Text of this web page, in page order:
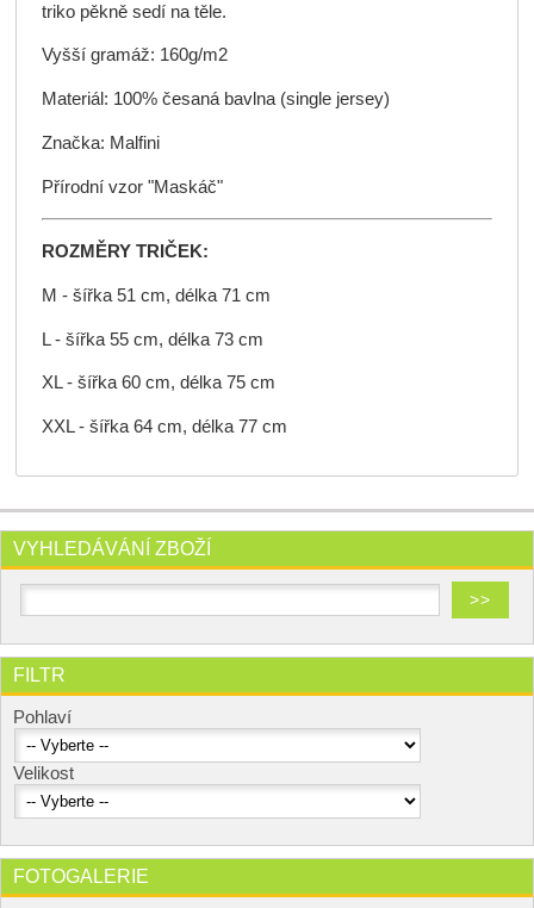
triko pěkně sedí na těle.
Vyšší gramáž: 160g/m2
Materiál: 100% česaná bavlna (single jersey)
Značka: Malfini
Přírodní vzor "Maskáč"
ROZMĚRY TRIČEK:
M - šířka 51 cm, délka 71 cm
L - šířka 55 cm, délka 73 cm
XL - šířka 60 cm, délka 75 cm
XXL - šířka 64 cm, délka 77 cm
VYHLEDÁVÁNÍ ZBOŽÍ
FILTR
Pohlaví
Velikost
FOTOGALERIE